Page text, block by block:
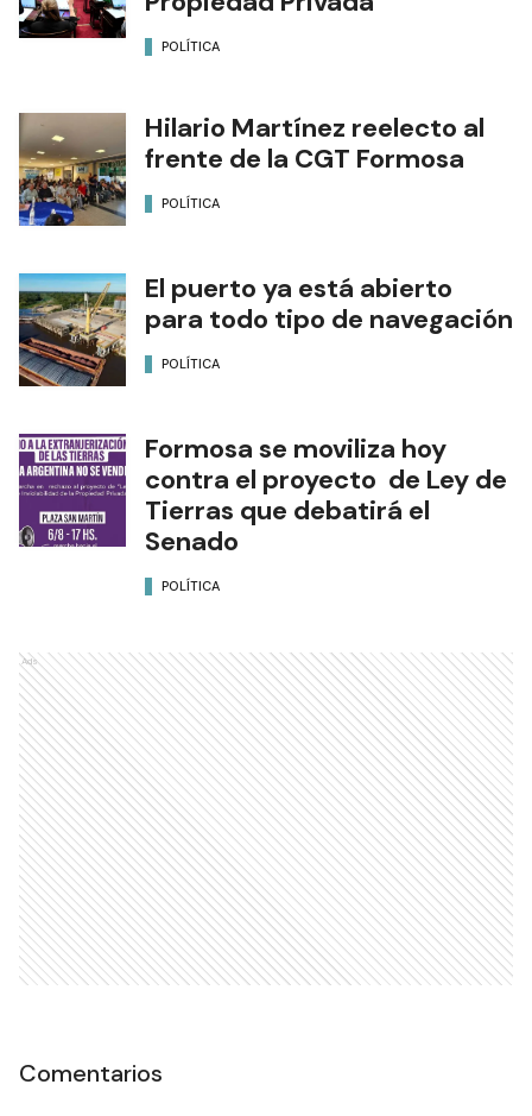
POLÍTICA
Hilario Martínez reelecto al
frente de la CGT Formosa
POLÍTICA
El puerto ya está abierto
para todo tipo de navegación
POLÍTICA
Formosa se moviliza hoy
contra el proyecto de Ley de
Tierras que debatirá el
Senado
POLÍTICA
Ads
Comentarios